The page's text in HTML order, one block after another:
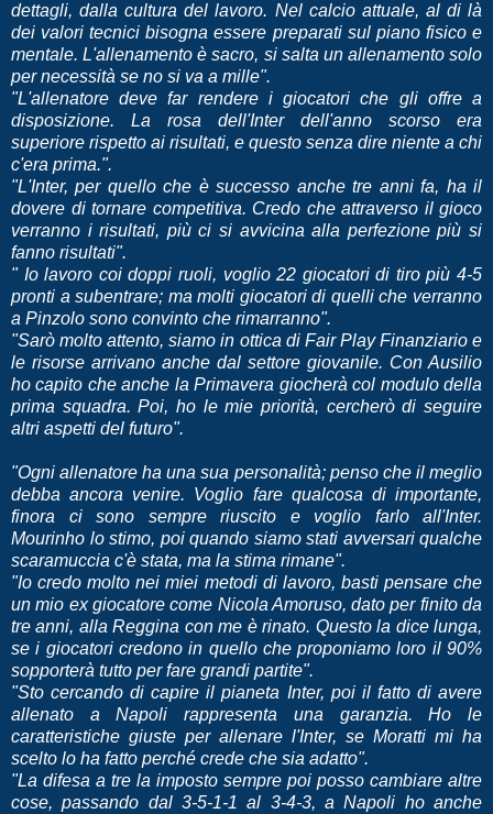
dettagli, dalla cultura del lavoro. Nel calcio attuale, al di là
dei valori tecnici bisogna essere preparati sul piano fisico e
mentale. L'allenamento è sacro, si salta un allenamento solo
per necessità se no si va a mille".
"L'allenatore deve far rendere i giocatori che gli offre a
disposizione. La rosa dell'Inter dell'anno scorso era
superiore rispetto ai risultati, e questo senza dire niente a chi
c'era prima.".
"L'Inter, per quello che è successo anche tre anni fa, ha il
dovere di tornare competitiva. Credo che attraverso il gioco
verranno i risultati, più ci si avvicina alla perfezione più si
fanno risultati".
" Io lavoro coi doppi ruoli, voglio 22 giocatori di tiro più 4-5
pronti a subentrare; ma molti giocatori di quelli che verranno
a Pinzolo sono convinto che rimarranno".
"Sarò molto attento, siamo in ottica di Fair Play Finanziario e
le risorse arrivano anche dal settore giovanile. Con Ausilio
ho capito che anche la Primavera giocherà col modulo della
prima squadra. Poi, ho le mie priorità, cercherò di seguire
altri aspetti del futuro".
"Ogni allenatore ha una sua personalità; penso che il meglio
debba ancora venire. Voglio fare qualcosa di importante,
finora ci sono sempre riuscito e voglio farlo all'Inter.
Mourinho lo stimo, poi quando siamo stati avversari qualche
scaramuccia c'è stata, ma la stima rimane".
"Io credo molto nei miei metodi di lavoro, basti pensare che
un mio ex giocatore come Nicola Amoruso, dato per finito da
tre anni, alla Reggina con me è rinato. Questo la dice lunga,
se i giocatori credono in quello che proponiamo loro il 90%
sopporterà tutto per fare grandi partite".
"Sto cercando di capire il pianeta Inter, poi il fatto di avere
allenato a Napoli rappresenta una garanzia. Ho le
caratteristiche giuste per allenare l'Inter, se Moratti mi ha
scelto lo ha fatto perché crede che sia adatto".
"La difesa a tre la imposto sempre poi posso cambiare altre
cose, passando dal 3-5-1-1 al 3-4-3, a Napoli ho anche